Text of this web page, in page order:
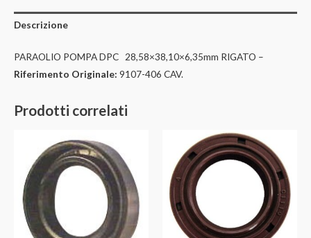
Descrizione
PARAOLIO POMPA DPC 28,58×38,10×6,35mm RIGATO –
Riferimento Originale: 9107-406 CAV.
Prodotti correlati